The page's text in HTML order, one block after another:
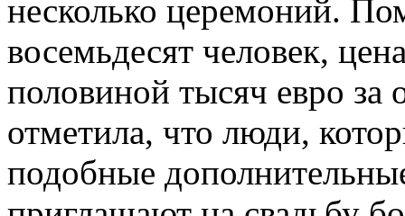
несколько церемоний.
восемьдесят человек,
половиной тысяч евро за
отметила, что люди,
подобные